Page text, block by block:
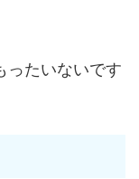
ったいないです